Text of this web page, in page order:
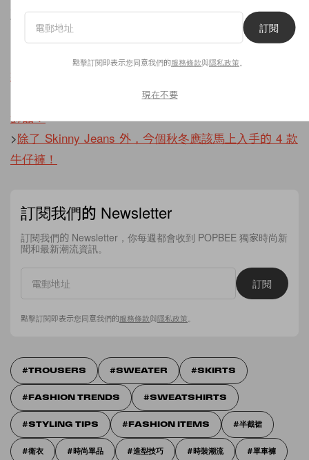
延伸閱讀：
記著這 3 個造型，讓你輕鬆由夏季過渡到初秋！
除了白色恤衫，每年秋冬韓國女生還會準備一件這樣的
不再只是綁在褲子上，皮帶會是秋冬季最重要最實用的
飾品！
>除了 Skinny Jeans 外，今個秋冬應該馬上入手的 4 款
牛仔褲！
訂閱我們的 Newsletter
訂閱我們的 Newsletter，你每週都會收到 POPBEE 獨家時尚新
聞和最新潮流資訊。
訂閱
點擊訂閱即表示您同意我們的服務條款與隱私政策
TROUSERS SWEATER SKIRTS
FASHION TRENDS SWEATSHIRTS
STYLING TIPS FASHION ITEMS 半截裙
衛衣 時尚單品 造型技巧 時裝潮流 單車褲
訂閱
點擊訂閱即表示您同意我們的服務條款與隱私政策
現在不要